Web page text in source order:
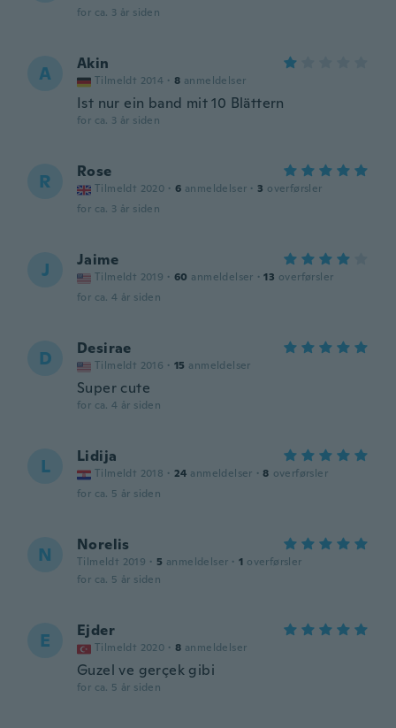
for ca. 3 år siden
A Akin
Tilmeldt 2014 · 8 anmeldelser
Ist nur ein band mit 10 Blättern
for ca. 3 år siden
R Rose
Tilmeldt 2020 · 6 anmeldelser · 3 overførsler
for ca. 3 år siden
J Jaime
Tilmeldt 2019 · 60 anmeldelser · 13 overførsler
for ca. 4 år siden
D Desirae
Tilmeldt 2016 · 15 anmeldelser
Super cute
for ca. 4 år siden
L Lidija
Tilmeldt 2018 · 24 anmeldelser · 8 overførsler
for ca. 5 år siden
N Norelis
Tilmeldt 2019 · 5 anmeldelser · 1 overførsler
for ca. 5 år siden
E Ejder
Tilmeldt 2020 · 8 anmeldelser
Guzel ve gerçek gibi
for ca. 5 år siden